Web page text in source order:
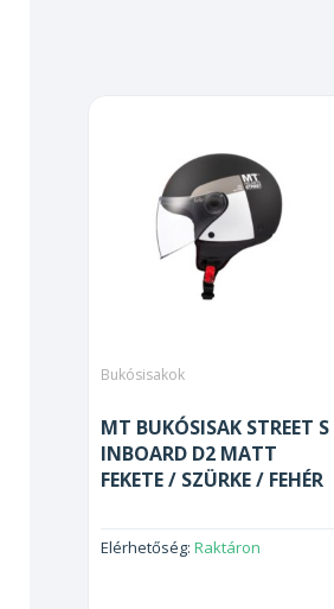
Bukósisakok
MT BUKÓSISAK STREET S
INBOARD D2 MATT
FEKETE / SZÜRKE / FEHÉR
Elérhetőség: Raktáron